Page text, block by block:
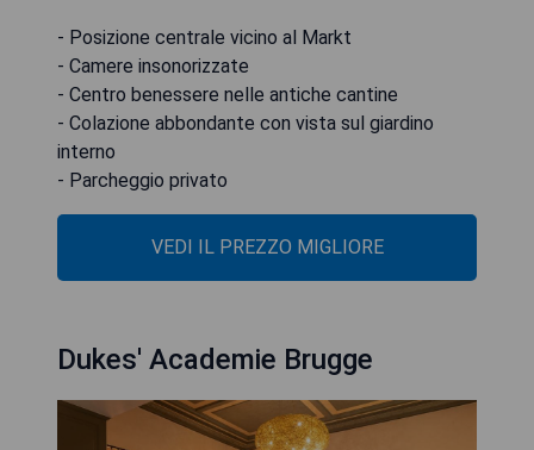
- Posizione centrale vicino al Markt
- Camere insonorizzate
- Centro benessere nelle antiche cantine
- Colazione abbondante con vista sul giardino
interno
- Parcheggio privato
VEDI IL PREZZO MIGLIORE
Dukes' Academie Brugge